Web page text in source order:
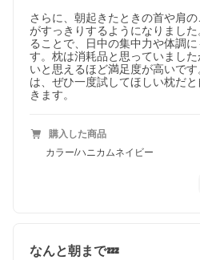
さらに、朝起きたときの首や肩
がすっきりするようになりまし
ることで、日中の集中力や体調
す。枕は消耗品と思っていまし
いと思えるほど満足度が高いで
は、ぜひ一度試してほしい枕だ
きます。
購入した商品
カラー/ハニカムネイビー
なんと朝まで💤